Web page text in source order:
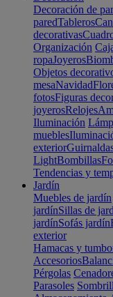
Decoración de
paredTableros
decorativas
Organización
ropaJoyeros
Objetos
mesaNavidad
fotosFiguras
joyerosRelojes
Iluminación
muebles
exterior
LightBombillas
Tendencias y
Jardín
Muebles de jardín
jardínSillas de
jardínSofás jardín
exterior
Hamacas y
Accesorios
Pérgolas
Parasoles